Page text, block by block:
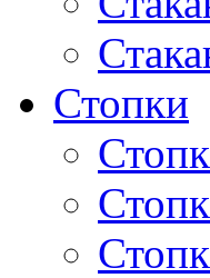
Стопки